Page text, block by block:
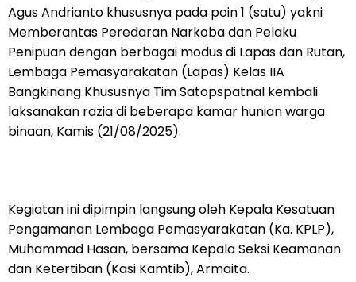
Agus Andrianto khususnya pada poin 1 (satu) yakni
Memberantas Peredaran Narkoba dan Pelaku
Penipuan dengan berbagai modus di Lapas dan Rutan,
Lembaga Pemasyarakatan (Lapas) Kelas IIA
Bangkinang Khususnya Tim Satopspatnal kembali
laksanakan razia di beberapa kamar hunian warga
binaan, Kamis (21/08/2025).
Kegiatan ini dipimpin langsung oleh Kepala Kesatuan
Pengamanan Lembaga Pemasyarakatan (Ka. KPLP),
Muhammad Hasan, bersama Kepala Seksi Keamanan
dan Ketertiban (Kasi Kamtib), Armaita.